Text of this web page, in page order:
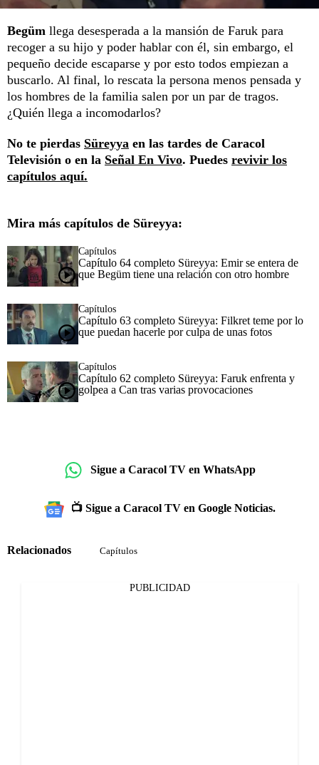
Begüm llega desesperada a la mansión de Faruk para
recoger a su hijo y poder hablar con él, sin embargo, el
pequeño decide escaparse y por esto todos empiezan a
buscarlo. Al final, lo rescata la persona menos pensada y
los hombres de la familia salen por un par de tragos.
¿Quién llega a incomodarlos?
No te pierdas Süreyya en las tardes de Caracol
Televisión o en la Señal En Vivo. Puedes revivir los
capítulos aquí.
Mira más capítulos de Süreyya:
Capítulos
Capítulo 64 completo Süreyya: Emir se entera de
que Begüm tiene una relación con otro hombre
Capítulos
Capítulo 63 completo Süreyya: Filkret teme por lo
que puedan hacerle por culpa de unas fotos
Capítulos
Capítulo 62 completo Süreyya: Faruk enfrenta y
golpea a Can tras varias provocaciones
Sigue a Caracol TV en WhatsApp
📺 Sigue a Caracol TV en Google Noticias.
Relacionados Capítulos
PUBLICIDAD